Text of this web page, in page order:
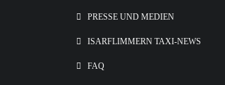
PRESSE UND MEDIEN
ISARFLIMMERN TAXI-NEWS
FAQ